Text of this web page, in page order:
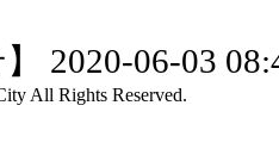
】 2020-06-03
All Rights Reserved.